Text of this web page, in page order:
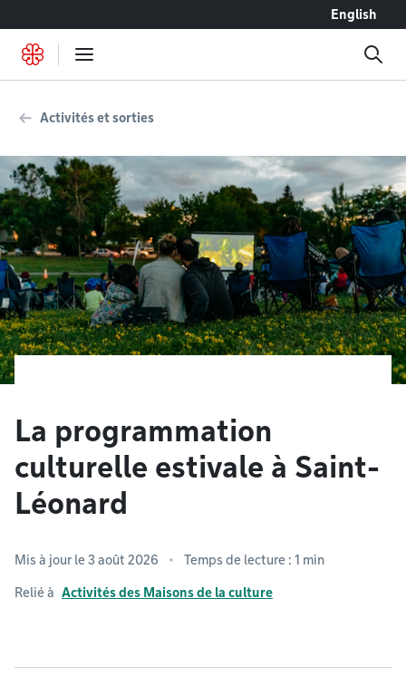
English
Activités et sorties
La programmation
culturelle estivale à Saint-
Léonard
Mis à jour le 3 août 2026 Temps de lecture : 1 min
Relié à Activités des Maisons de la culture